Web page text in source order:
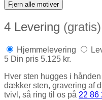
Fjern alle motiver
4 Levering (gratis)
Hjemmelevering
5 Din pris 5.125 kr.
Hver sten hugges i
dækker sten, gravering af
tvivl, så ring til os på 22 86